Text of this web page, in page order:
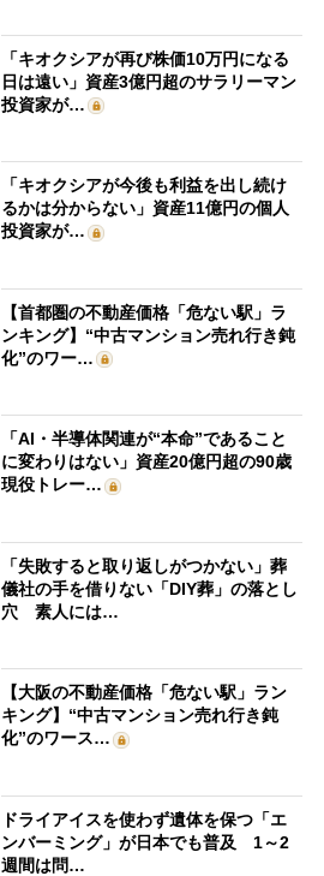
「キオクシアが再び株価10万円になる
日は遠い」資産3億円超のサラリーマン
投資家が…
「キオクシアが今後も利益を出し続け
るかは分からない」資産11億円の個人
投資家が…
【首都圏の不動産価格「危ない駅」ラ
ンキング】“中古マンション売れ行き鈍
化”のワー…
「AI・半導体関連が“本命”であること
に変わりはない」資産20億円超の90歳
現役トレー…
「失敗すると取り返しがつかない」葬
儀社の手を借りない「DIY葬」の落とし
穴 素人には…
【大阪の不動産価格「危ない駅」ラン
キング】“中古マンション売れ行き鈍
化”のワース…
ドライアイスを使わず遺体を保つ「エ
ンバーミング」が日本でも普及 1～2
週間は問…